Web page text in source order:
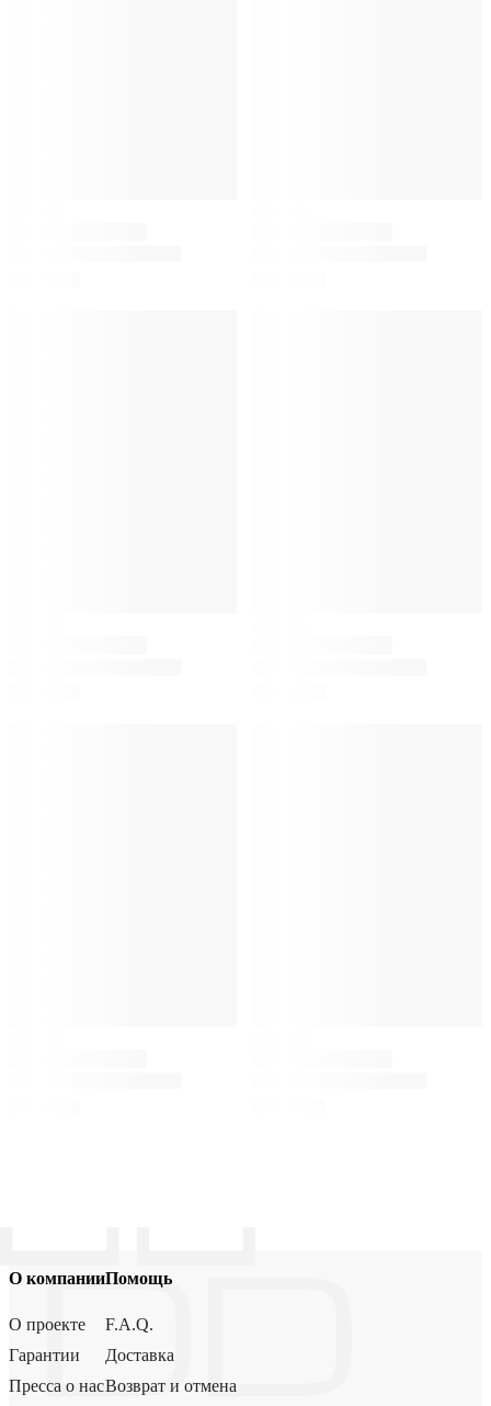
О компании
О проекте
Гарантии
Пресса о нас
Помощь
F.A.Q.
Доставка
Возврат и отмена